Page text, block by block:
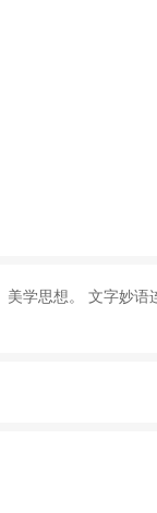
美学思想。 文字妙语